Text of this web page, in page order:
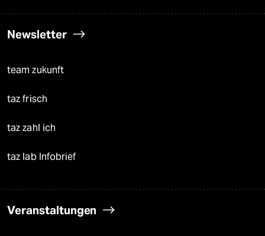
Newsletter
team zukunft
taz frisch
taz zahl ich
taz lab Infobrief
Veranstaltungen